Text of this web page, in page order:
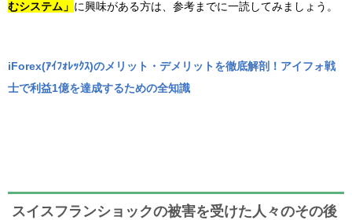
むシステム」 に興味がある方は、参考までに一読してみましょう。
iForex(ｱｲﾌｫﾚｯｸｽ)のメリット・デメリットを徹底解剖！アイフォ戦
士で利益1億を達成するための全知識
スイスフランショックの被害を受けた人々のその後